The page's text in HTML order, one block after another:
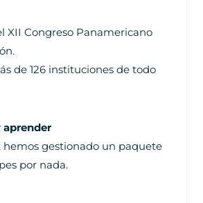
XII Congreso Panamericano
de 126 instituciones de todo
aprender
hemos gestionado un paquete
por nada.